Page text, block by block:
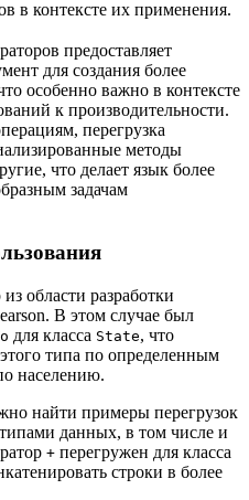
в контексте их применения.
предоставляет
для создания более
особенно важно в контексте
к производительности.
перегрузка
методы
что делает язык более
задачам
области разработки
В этом случае был
для класса State, что
типа по определенным
населению.
найти примеры перегрузок
данных, в том числе и
+ перегружен для класса
строки в более